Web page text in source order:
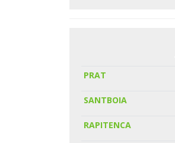
PRAT
SANTBOIA
RAPITENCA